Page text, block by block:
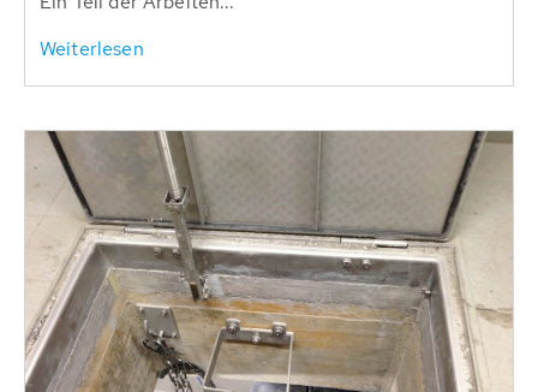
Weiterlesen